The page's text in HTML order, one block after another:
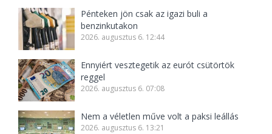
Pénteken jön csak az igazi buli a
benzinkutakon
2026. augusztus 6. 12:44
Ennyiért vesztegetik az eurót csütörtök
reggel
2026. augusztus 6. 07:08
Nem a véletlen műve volt a paksi leállás
2026. augusztus 6. 13:21